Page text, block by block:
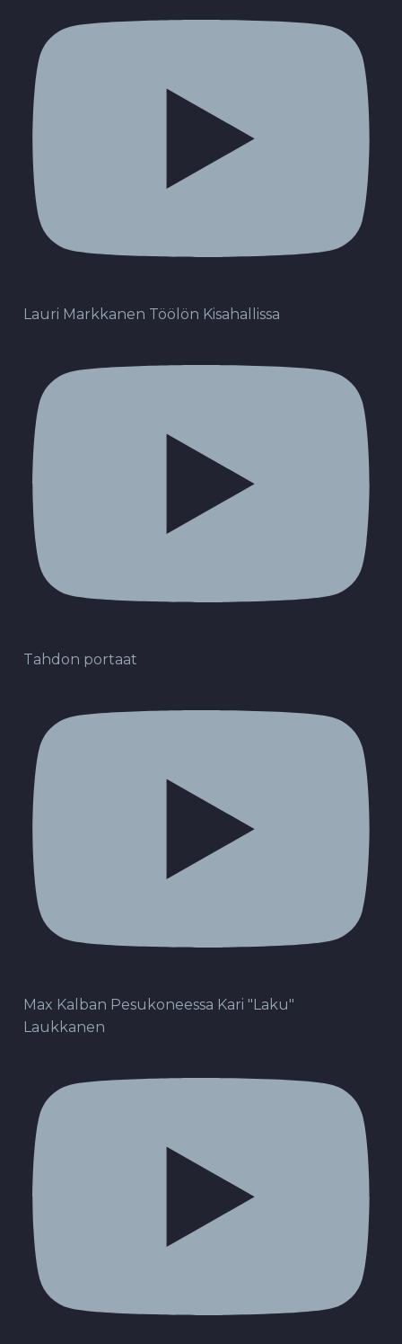
Lauri Markkanen Töölön Kisahallissa
Tahdon portaat
Max Kalban Pesukoneessa Kari "Laku"
Laukkanen